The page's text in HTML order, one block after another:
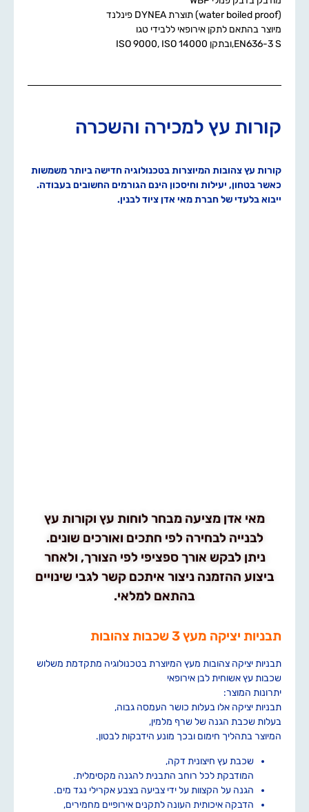
מאי אדן מציעה מבחר לוחות עץ וקורות עץ
לבנייה לבחירה לפי חתכים ואורכים שונים.
ניתן לבקש אורך ספציפי לפי הצורך, ולאחר
ביצוע ההזמנה ניצור איתכם קשר לגבי שינויים
בהתאם למלאי.
תבניות יציקה מעץ 3 שכבות צהובות
תבניות יציקה צהובות מעץ המיוצרת בטכנולוגיה מתקדמת משלוש
שכבות עץ אשוחית לבן אירופאי
יתרונות המוצר:
תבניות יציקה אלו בעלות כושר העמסה גבוה,
בעלות שכבת הגנה של שרף מלמין,
המיוצר בתהליך חימום ובכך מונע הידבקות לבטון.
שכבת עץ חיצונית דקה,
המודבקת לכל רוחב התבנית להגנה מקסימלית.
הגנה על הקצוות על ידי צביעה בצבע אקרילי נגד מים.
הדבקה איכותית העונה לתקנים אירופיים מחמירים,
(water boiled proof) תוצרת DYNEA פינלנד
מיוצר בהתאם לתקן אירופאי ללבידי טגו
EN636-3 S,ובתקן ISO 9000, ISO 14000
קורות עץ למכירה והשכרה
קורות עץ צהובות המיוצרות בטכנולוגיה חדישה ביותר משמשות
כאשר בטחון, יעילות וחיסכון הינם הגורמים החשובים בעבודה.
ייבוא בלעדי של חברת מאי אדן ציוד לבנין.